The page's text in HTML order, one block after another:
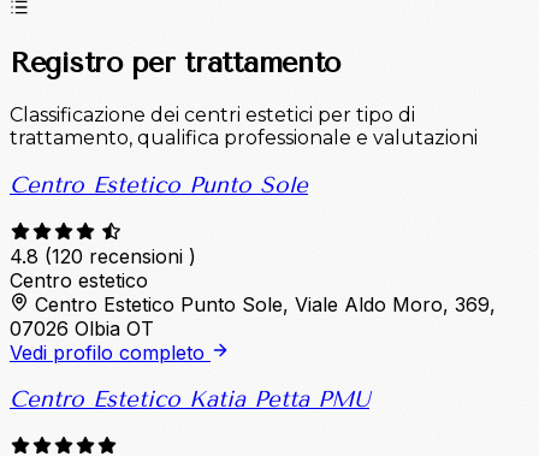
Registro per trattamento
Classificazione dei centri estetici per tipo di
trattamento, qualifica professionale e valutazioni
Centro Estetico Punto Sole
4.8 (120 recensioni )
Centro estetico
Centro Estetico Punto Sole, Viale Aldo Moro, 369,
07026 Olbia OT
Vedi profilo completo
Centro Estetico Katia Petta PMU